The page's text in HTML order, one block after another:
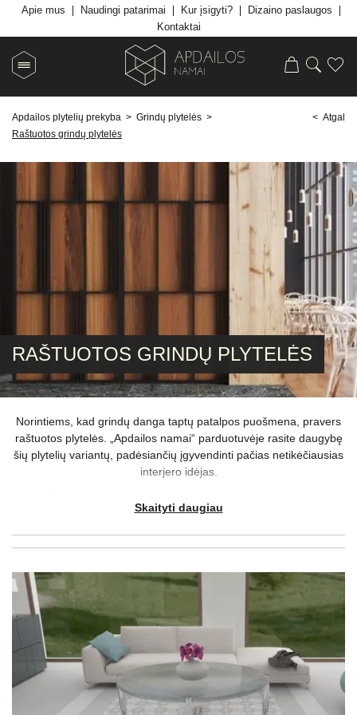
Apie mus Naudingi patarimai Kur įsigyti?
Dizaino paslaugos
Kontaktai
Apdailos plytelių prekyba > Grindų plytelės >
Raštuotos grindų plytelės
< Atgal
RAŠTUOTOS GRINDŲ PLYTELĖS
Norintiems, kad grindų danga taptų patalpos puošmena, pravers
raštuotos plytelės. „Apdailos namai“ parduotuvėje rasite daugybę
šių plytelių variantų, padėsiančių įgyvendinti pačias netikėčiausias
interjero idėjas.
Tokias apdailos medžiagas ypač patartina naudoti
nepastebėti, o Jūsų namams netruks originalumo. Raštuotos
galėsite pritaikyti bet kuriame kambaryje, kuriame norisi daugiau
Nors margos grindų plytelės atkreipia dėmesį, pasirinkus
delikačius raštus ir švelnesnius atspalvius, jos tiks ir kaip
pagrindinė apdaila.Tokio stiliaus plytelės pernelyg nekris į akis,
tačiau padės išvengti nuobodaus ir monotoniško
Patariame atsižvelgti ir į kitas detales: jei išlaikysite
balansą, interjeras bus ne tik įdomus, bet ir harmoningas.
Skaityti daugiau